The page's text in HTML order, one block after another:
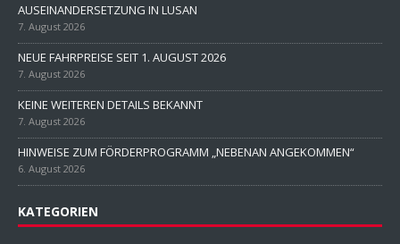
AUSEINANDERSETZUNG IN LUSAN
7. August 2026
NEUE FAHRPREISE SEIT 1. AUGUST 2026
7. August 2026
KEINE WEITEREN DETAILS BEKANNT
7. August 2026
HINWEISE ZUM FÖRDERPROGRAMM „NEBENAN ANGEKOMMEN“
6. August 2026
KATEGORIEN